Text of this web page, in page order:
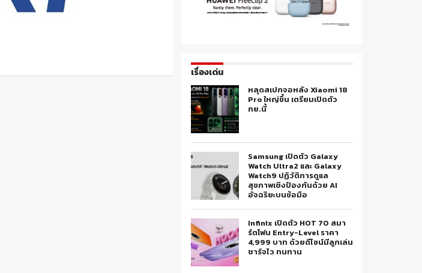
เรื่องเด่น
หลุดสเปกจอหลัง Xiaomi 18
Pro ใหญ่ขึ้น เตรียมเปิดตัว
กย.นี้
Samsung เปิดตัว Galaxy
Watch Ultra2 และ Galaxy
Watch9 ปฏิวัติการดูแล
สุขภาพเชิงป้องกันด้วย AI
อัจฉริยะบนข้อมือ
Infinix เปิดตัว HOT 70 สมา
ร์ตโฟน Entry-Level ราคา
4,999 บาท ด้วยดีไซน์มีลูกเล่น
ชาร์จไว ทนทาน